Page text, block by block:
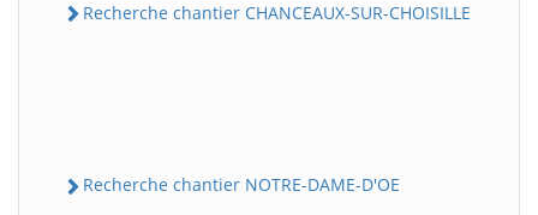
Recherche chantier CHANCEAUX-SUR-CHOISILLE
Recherche chantier NOTRE-DAME-D'OE